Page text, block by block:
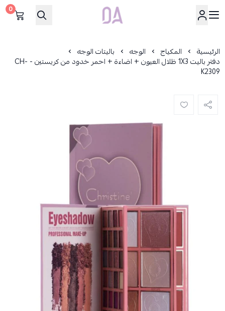
Dar Alamirat
0
الرئيسية المكياج الوجه باليتات الوجه
دفتر باليت 1X3 ظلال العيون + اضاءة + احمر خدود من كريستين - CH-
K2309